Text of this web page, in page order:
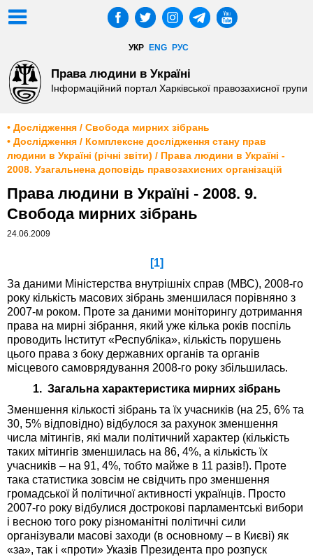
УКР ENG РУС
Права людини в Україні
Інформаційний портал Харківської правозахисної групи
• Дослідження / Свобода мирних зібрань
• Дослідження / Комплексне дослідження стану прав
людини в Україні (річні звіти) / Права людини в Україні -
2008. Узагальнена доповідь правозахисних організацій
Права людини в Україні - 2008. 9.
Свобода мирних зібрань
24.06.2009
[1]
За даними Міністерства внутрішніх справ (МВС), 2008-го
року кількість масових зібрань зменшилася порівняно з
2007-м роком. Проте за даними моніторингу дотримання
права на мирні зібрання, який уже кілька років поспіль
проводить Інститут «Республіка», кількість порушень
цього права з боку державних органів та органів
місцевого самоврядування 2008-го року збільшилась.
1. Загальна характеристика мирних зібрань
Зменшення кількості зібрань та їх учасників (на 25, 6% та
30, 5% відповідно) відбулося за рахунок зменшення
числа мітингів, які мали політичний характер (кількість
таких мітингів зменшилась на 86, 4%, а кількість їх
учасників – на 91, 4%, тобто майже в 11 разів!). Проте
така статистика зовсім не свідчить про зменшення
громадської й політичної активності українців. Просто
2007-го року відбулися дострокові парламентські вибори
і весною того року різноманітні політичні сили
організували масові заходи (в основному – в Києві) як
«за», так і «проти» Указів Президента про розпуск